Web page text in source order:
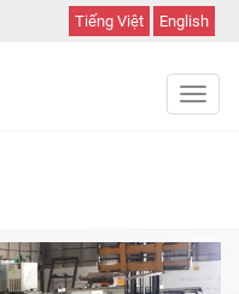
Tiếng Việt English